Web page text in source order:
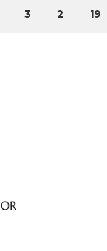
3 2 19